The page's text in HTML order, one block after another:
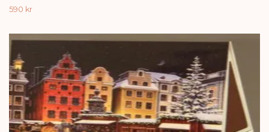
590 kr